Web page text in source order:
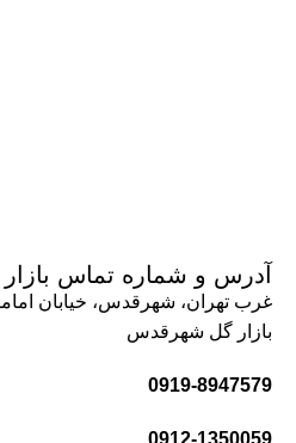
آدرس و شماره تماس
غرب تهران، شهرقدس، خیابان
بازار گل شهرقدس
0919-8947579
0912-1350059